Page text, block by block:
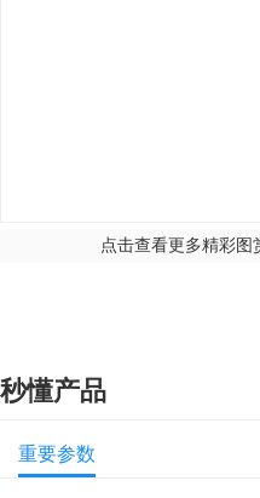
点击查看更多精彩图
秒懂产品
重要参数